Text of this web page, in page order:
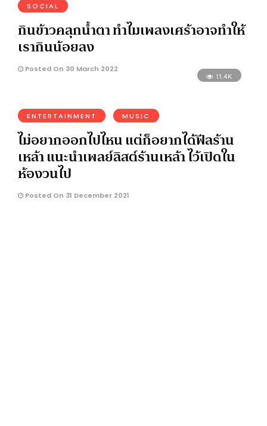
SOCIAL
กินข้าวคลุกน้ำตา ทำไมเพลงเศร้าอาจทำให้
เรากินน้อยลง
Posted On 30 March 2022
11.4K
ENTERTAINMENT MUSIC
ไม่อยากออกไปไหน แต่ก็อยากได้ฟีลร้าน
เหล้า แนะนำเพลย์ลิสต์ร้านเหล้า ไว้เปิดใน
ห้องวนไป
Posted On 31 December 2021